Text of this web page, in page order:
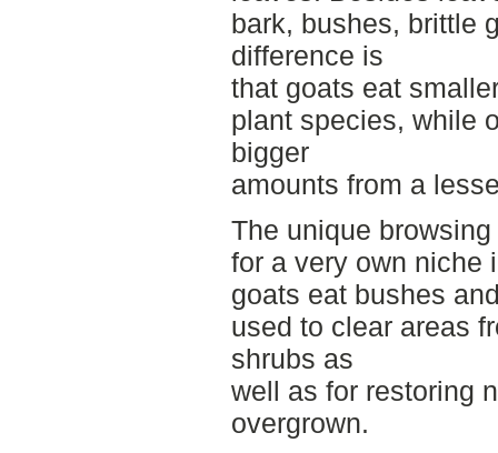
bark, bushes, brittle
difference is
that goats eat
plant species, while
bigger
amounts from a
The unique
for a very own niche
goats eat bushes
used to clear areas
shrubs as
well as for restoring
overgrown.